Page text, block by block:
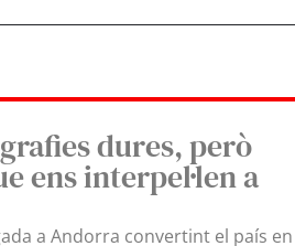
dures, però
ens interpel·len a
a Andorra convertint el país en